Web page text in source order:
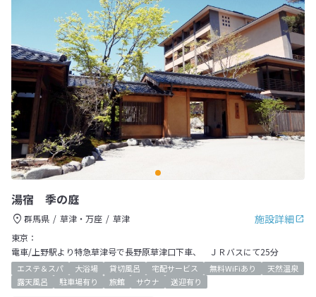
湯宿 季の庭
施設詳細
群馬県 草津・万座
草津
東京：
電車/上野駅より特急草津号で長野原草津口下車、 ＪＲバスにて25分
エステ＆スパ 大浴場 貸切風呂 宅配サービス 無料WiFiあり
天然温泉
露天風呂
駐車場有り 旅館 サウナ 送迎有り